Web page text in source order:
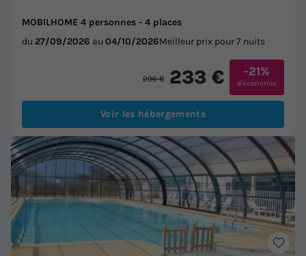
MOBILHOME 4 personnes - 4 places
du 27/09/2026 au 04/10/2026Meilleur prix pour 7 nuits
296 € 233 € -21%
d'économie
Voir les hébergements